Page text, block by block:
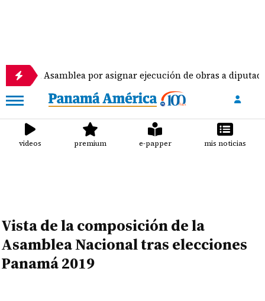
por asignar ejecución de obras a diputados
videos premium e-papper mis noticias
Vista de la composición de la
Asamblea Nacional tras elecciones
Panamá 2019